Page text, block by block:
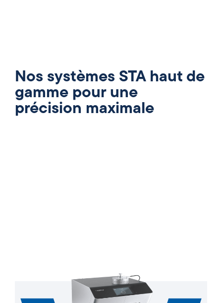
Nos systèmes STA haut de
gamme pour une
précision maximale